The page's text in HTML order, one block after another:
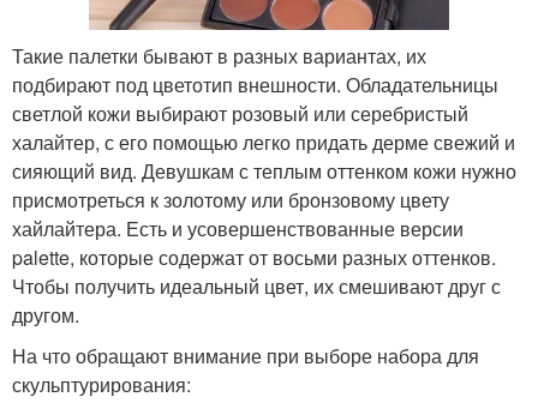
Такие палетки бывают в разных вариантах, их
подбирают под цветотип внешности. Обладательницы
светлой кожи выбирают розовый или серебристый
халайтер, с его помощью легко придать дерме свежий и
сияющий вид. Девушкам с теплым оттенком кожи нужно
присмотреться к золотому или бронзовому цвету
хайлайтера. Есть и усовершенствованные версии
palette, которые содержат от восьми разных оттенков.
Чтобы получить идеальный цвет, их смешивают друг с
другом.
На что обращают внимание при выборе набора для
скульптурирования: